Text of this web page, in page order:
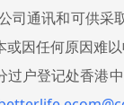
司通讯和可供采
因任何原因难
过户登记处香港